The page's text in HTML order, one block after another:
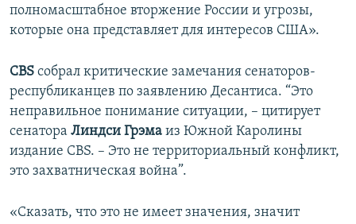
полномасштабное вторжение России и угрозы,
которые она представляет для интересов США».
CBS собрал критические замечания сенаторов-
республиканцев по заявлению Десантиса. “Это
неправильное понимание ситуации, – цитирует
сенатора Линдси Грэма из Южной Каролины
издание CBS. – Это не территориальный конфликт,
это захватническая война”.
«Сказать, что это не имеет значения, значит